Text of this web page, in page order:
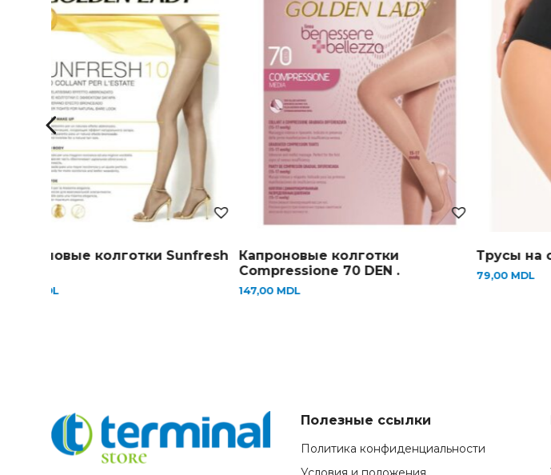
колготки Sunfresh
MDL
Капроновые колготки
Сompressione 70 DEN .
147,00MDL
Трусы на
79,00MDL
Полезные ссылки
Политика конфиденциальности